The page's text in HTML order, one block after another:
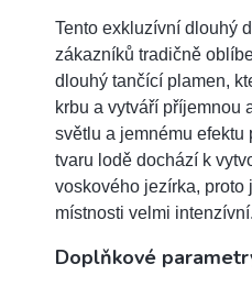
Tento exkluzívní dlouhý
zákazníků tradičně
dlouhý tančící plamen,
krbu a vytváří příjemnou
světlu a jemnému efektu
tvaru lodě dochází k
voskového jezírka, proto
místnosti velmi intenzívní.
Doplňkové